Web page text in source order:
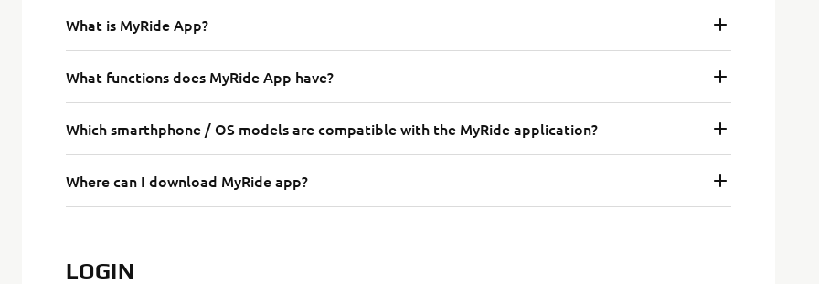
What is MyRide App?
What functions does MyRide App have?
Which smarthphone / OS models are compatible with the MyRide application?
Where can I download MyRide app?
LOGIN